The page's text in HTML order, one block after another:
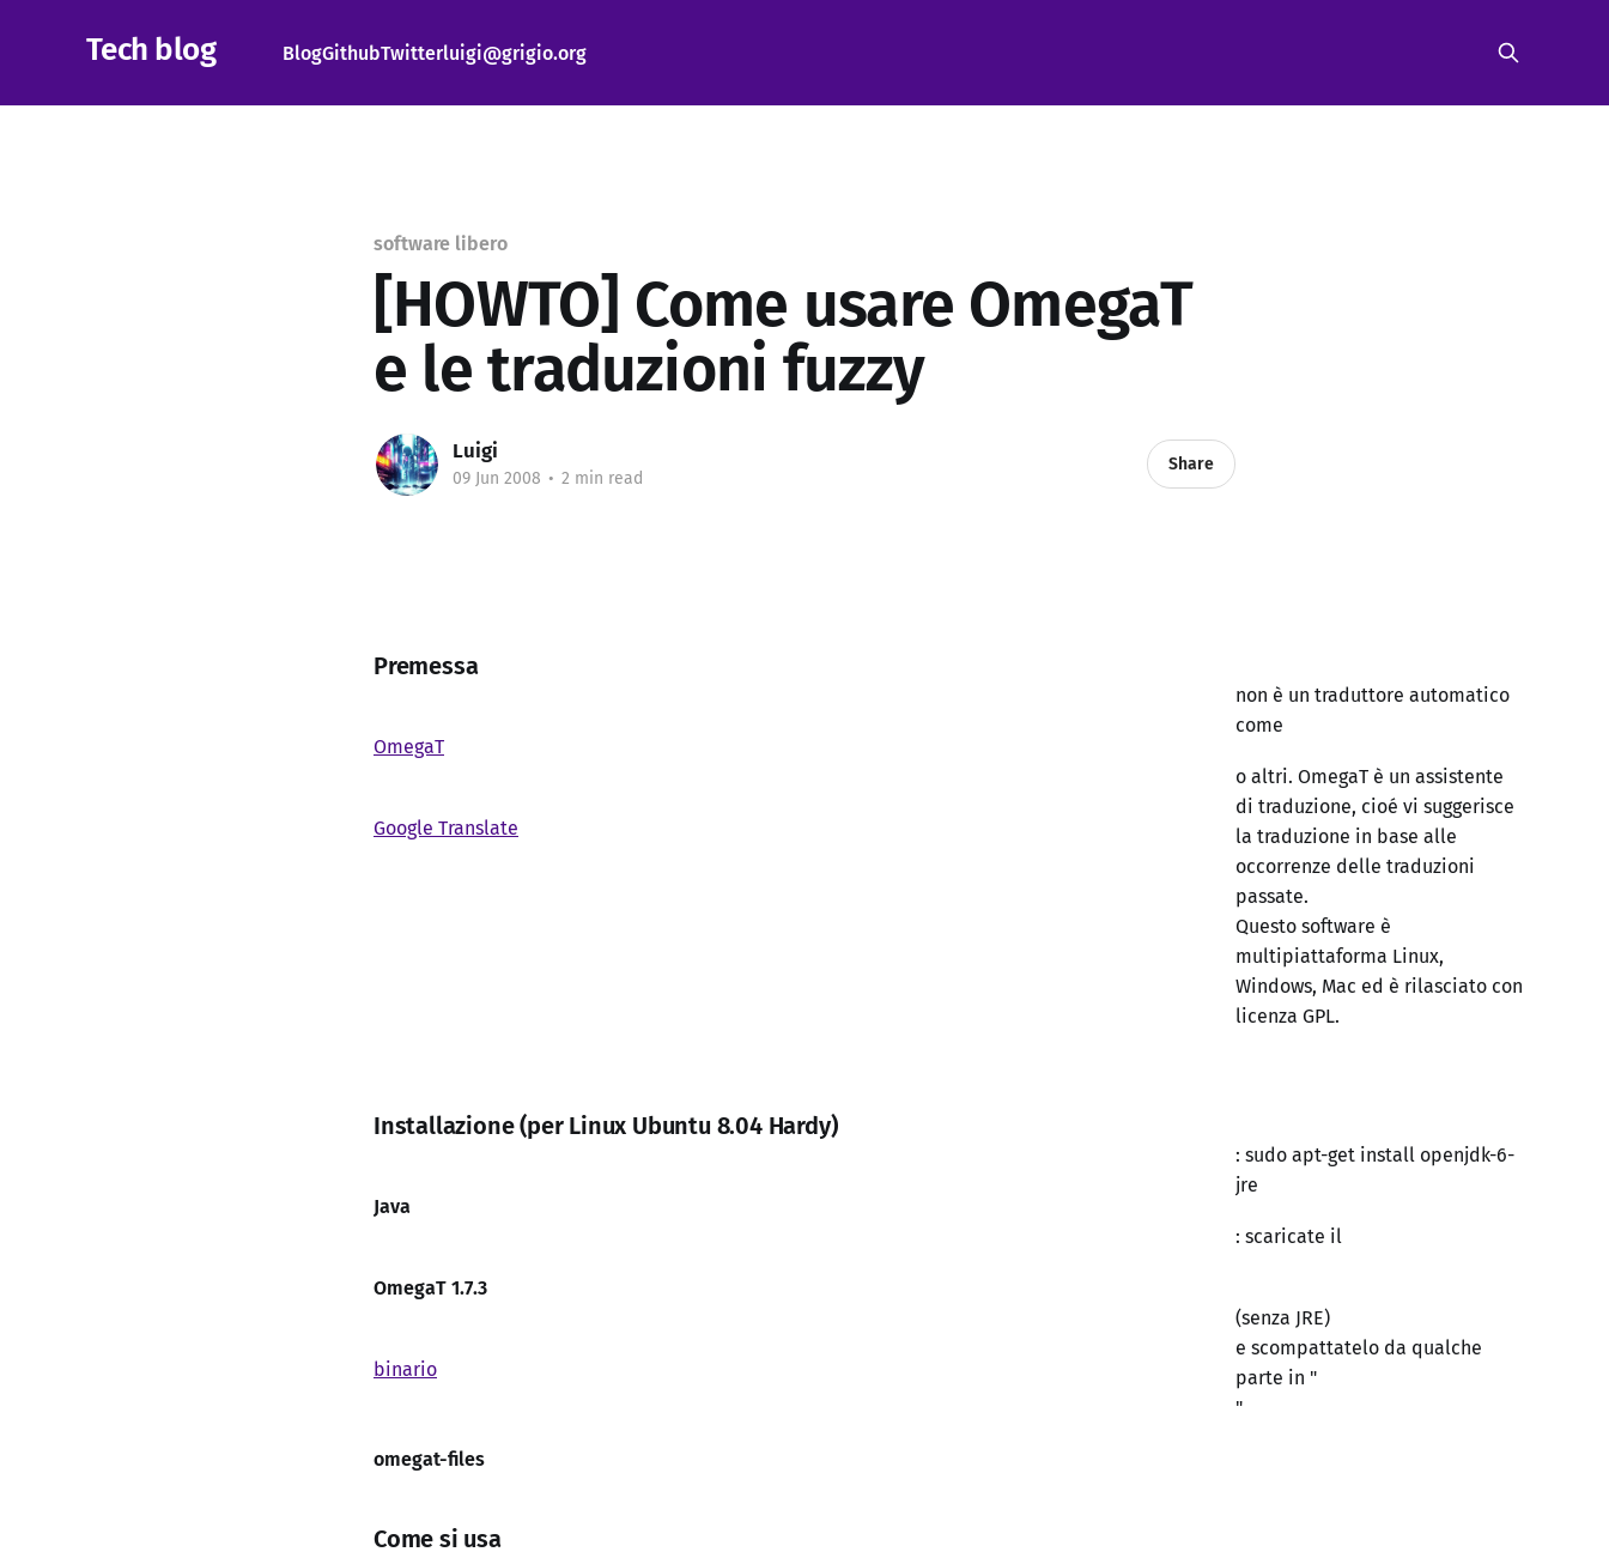
Tech blog BlogGithubTwitterluigi@grigio.org
software libero
[HOWTO] Come usare OmegaT
e le traduzioni fuzzy
Luigi
09 Jun 2008 • 2 min read
Share
Premessa
OmegaT
non è un traduttore automatico
come
Google Translate
o altri. OmegaT è un assistente
di traduzione, cioé vi suggerisce
la traduzione in base alle
occorrenze delle traduzioni
passate.
Questo software è
multipiattaforma Linux,
Windows, Mac ed è rilasciato con
licenza GPL.
Installazione (per Linux Ubuntu 8.04 Hardy)
Java
: sudo apt-get install openjdk-6-
jre
OmegaT 1.7.3
: scaricate il
binario
(senza JRE)
e scompattatelo da qualche
parte in "
omegat-files
"
Come si usa